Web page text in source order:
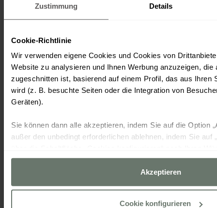
Zustimmung Details
Cookie-Richtlinie
Wir verwenden eigene Cookies und Cookies von
Website zu analysieren und Ihnen Werbung anzuzeigen, die
zugeschnitten ist, basierend auf einem Profil, das aus Ihren
wird (z. B. besuchte Seiten oder die Integration von
Geräten).
Sie können dann alle akzeptieren, indem Sie auf die Option
außer den unbedingt erforderlichen ablehnen, indem Sie auf
Weitere Informationen finden Sie in unsererCookies Politik
Akzeptieren
Cookie konfigurieren